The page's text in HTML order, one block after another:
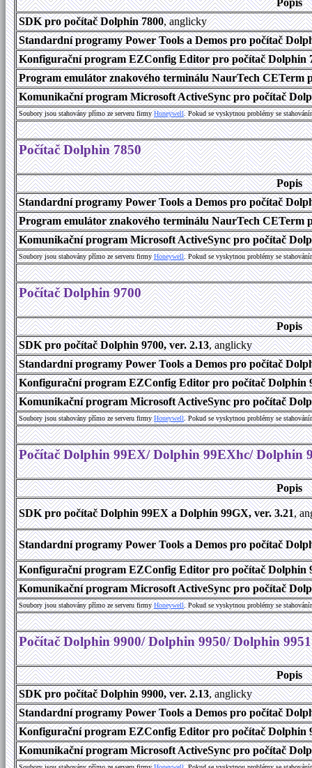
Popis
SDK pro počítač Dolphin 7800, anglicky
Standardní programy Power Tools a Demos pro počítač
Konfigurační program EZConfig Editor pro počítač Dolphin
Program emulátor znakového terminálu NaurTech CETerm
Komunikační program Microsoft ActiveSync pro počítač
Soubory jsou stahovány přímo ze serveru firmyHoneywell. Pokud se vyskytnou problémy se
Počítač Dolphin 7850
Popis
Standardní programy Power Tools a Demos pro počítač
Program emulátor znakového terminálu NaurTech CETerm
Komunikační program Microsoft ActiveSync pro počítač
Soubory jsou stahovány přímo ze serveru firmyHoneywell. Pokud se vyskytnou problémy se
Počítač Dolphin 9700
Popis
SDK pro počítač Dolphin 9700, ver. 2.13, anglicky
Standardní programy Power Tools a Demos pro počítač
Konfigurační program EZConfig Editor pro počítač Dolphin
Komunikační program Microsoft ActiveSync pro počítač
Soubory jsou stahovány přímo ze serveru firmyHoneywell. Pokud se vyskytnou problémy se
Počítač Dolphin 99EX/ Dolphin 99EXhc/ Dolphin
Popis
SDK pro počítač Dolphin 99EX a Dolphin 99GX, ver. 3.21,
Standardní programy Power Tools a Demos pro počítač
Konfigurační program EZConfig Editor pro počítač Dolphin
Komunikační program Microsoft ActiveSync pro počítač
Soubory jsou stahovány přímo ze serveru firmyHoneywell. Pokud se vyskytnou problémy se
Počítač Dolphin 9900/ Dolphin 9950/ Dolphin 9951
Popis
SDK pro počítač Dolphin 9900, ver. 2.13, anglicky
Standardní programy Power Tools a Demos pro počítač
Konfigurační program EZConfig Editor pro počítač Dolphin
Komunikační program Microsoft ActiveSync pro počítač